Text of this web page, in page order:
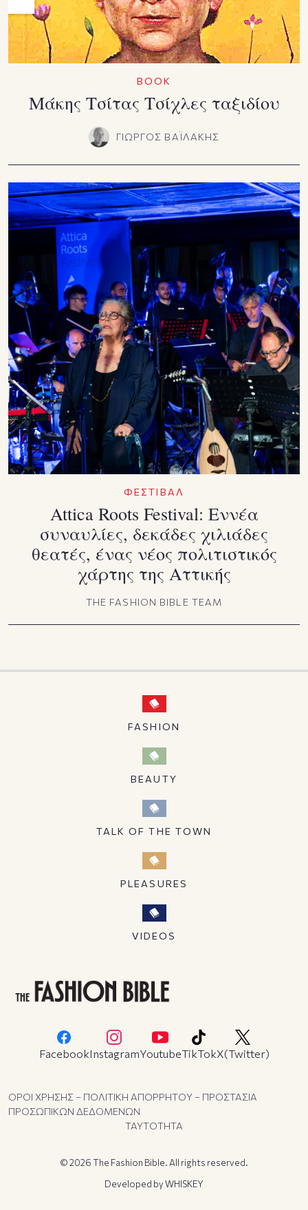
ΒΟΟΚ
Μάκης Τσίτας Τσίχλες ταξιδίου
ΓΙΩΡΓΟΣ ΒΑΪΛΑΚΗΣ
ΦΕΣΤΙΒΑΛ
Attica Roots Festival: Εννέα
συναυλίες, δεκάδες χιλιάδες
θεατές, ένας νέος πολιτιστικός
χάρτης της Αττικής
THE FASHION BIBLE TEAM
FASHION
BEAUTY
TALK OF THE TOWN
PLEASURES
VIDEOS
FacebookInstagramYoutubeTikTokX(Twitter)
ΟΡΟΙ ΧΡΗΣΗΣ – ΠΟΛΙΤΙΚΗ ΑΠΟΡΡΗΤΟΥ – ΠΡΟΣΤΑΣΙΑ
ΠΡΟΣΩΠΙΚΩΝ ΔΕΔΟΜΕΝΩΝ
ΤΑΥΤΟΤΗΤΑ
© 2026 The Fashion Bible. All rights reserved.
Developed byWHISKEY